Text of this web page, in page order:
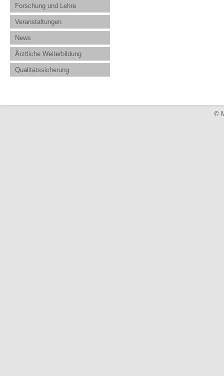
Forschung und Lehre
Veranstaltungen
News
Ärztliche Weiterbildung
Qualitätssicherung
©